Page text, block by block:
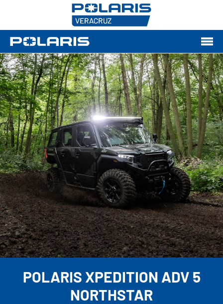
POLARIS XPEDITION ADV 5
NORTHSTAR